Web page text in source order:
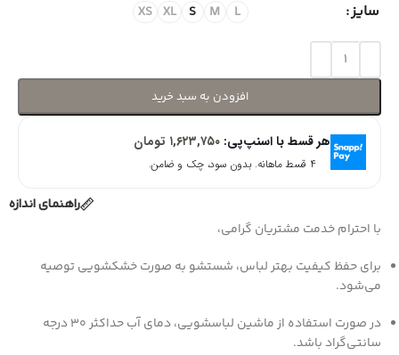
سایز L
M
S
XL
XS
افزودن به سبد خرید
هر قسط با اسنپ‌پی: ۱,۶۲۳,۷۵۰ تومان
۴ قسط ماهانه. بدون سود، چک و ضامن.
راهنمای اندازه
با احترام خدمت مشتریان گرامی،
برای حفظ کیفیت بهتر لباس، شستشو به صورت خشکشویی توصیه
می‌شود.
در صورت استفاده از ماشین لباسشویی، دمای آب حداکثر ۳۰ درجه
سانتی‌گراد باشد.